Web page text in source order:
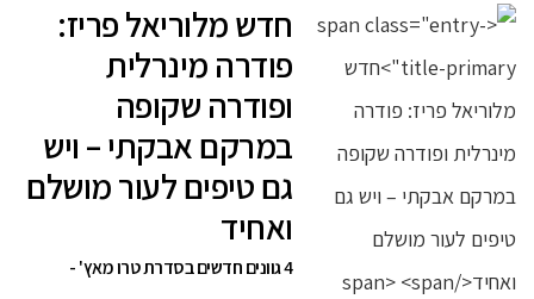
חדש מלוריאל פריז:
פודרה מינרלית
ופודרה שקופה
במרקם אבקתי – ויש
גם טיפים לעור מושלם
ואחיד
4 גוונים חדשים בסדרת טרו מאץ' -